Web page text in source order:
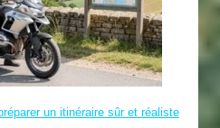
un itinéraire sûr et réaliste